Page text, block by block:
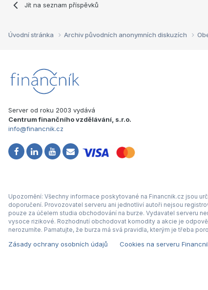
Jít na seznam příspěvků
Úvodní stránka Archiv původních anonymních diskuzích
Server od roku 2003 vydává
Centrum finančního vzdělávání, s.r.o.
info@financnik.cz
Upozornění: Všechny informace poskytované na Financnik.cz jsou
doporučení. Provozovatel serveru ani jednotliví autoři nejsou
pouze za účelem studia obchodování na burze. Vydavatel serveru
vysoce rizikové. Rozhodnutí obchodovat komodity a akcie je
nerozumíte. Pamatujte, že burza má svá pravidla, kterým je třeba
Zásady ochrany osobních údajů Cookies na serveru